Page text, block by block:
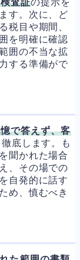
す。次に、ど
税目や期間、
を明確に確認
囲の不当な拡
する準備がで
で答えず、客
底します。も
聞かれた場合
、その場での
自発的に話す
め、慎むべき